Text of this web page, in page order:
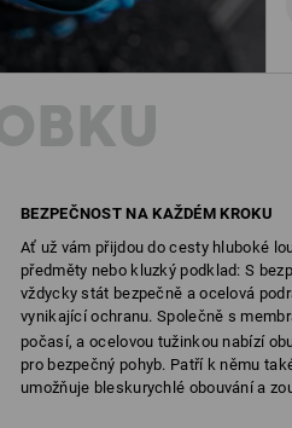
BEZPEČNOST NA KAŽDÉM KROKU
Ať už vám přijdou do cesty hluboké
předměty nebo kluzký podklad: S
vždycky stát bezpečně a ocelová
vynikající ochranu. Společně s
počasí, a ocelovou tužinkou nabízí
pro bezpečný pohyb. Patří k němu
umožňuje bleskurychlé obouvání a